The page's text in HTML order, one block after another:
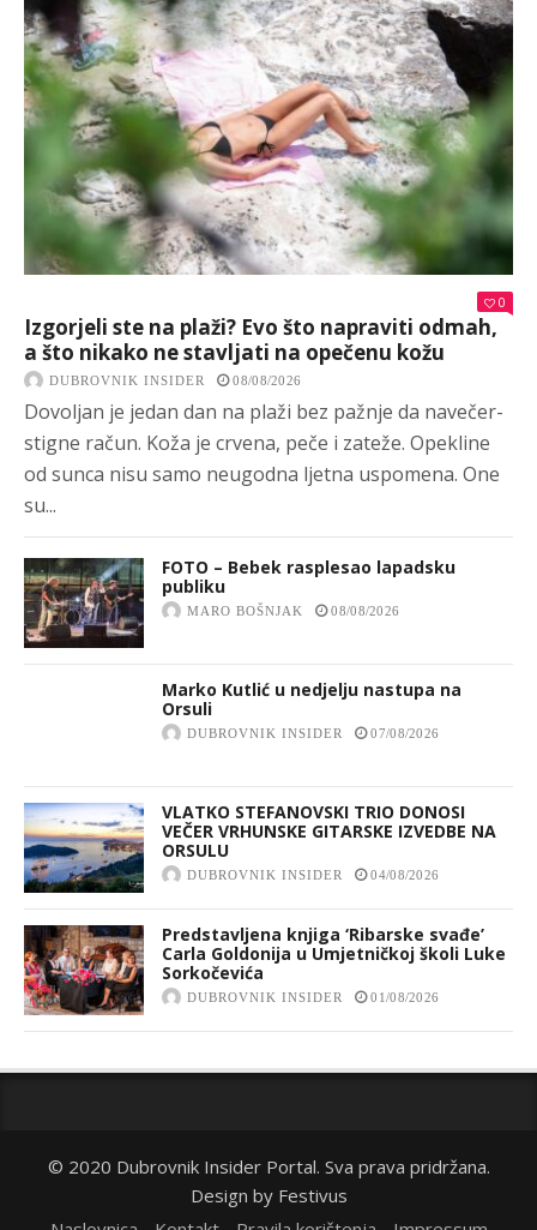
0
Izgorjeli ste na plaži? Evo što napraviti odmah,
a što nikako ne stavljati na opečenu kožu
DUBROVNIK INSIDER 08/08/2026
Dovoljan je jedan dan na plaži bez pažnje da navečer-
stigne račun. Koža je crvena, peče i zateže. Opekline
od sunca nisu samo neugodna ljetna uspomena. One
su...
FOTO – Bebek rasplesao lapadsku
publiku
MARO BOŠNJAK 08/08/2026
Marko Kutlić u nedjelju nastupa na
Orsuli
DUBROVNIK INSIDER 07/08/2026
VLATKO STEFANOVSKI TRIO DONOSI
VEČER VRHUNSKE GITARSKE IZVEDBE NA
ORSULU
DUBROVNIK INSIDER 04/08/2026
Predstavljena knjiga ‘Ribarske svađe’
Carla Goldonija u Umjetničkoj školi Luke
Sorkočevića
DUBROVNIK INSIDER 01/08/2026
© 2020 Dubrovnik Insider Portal. Sva prava pridržana.
Design by Festivus